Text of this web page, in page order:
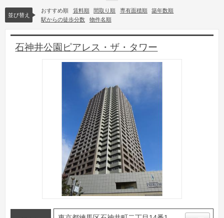
並び替え
おすすめ順 賃料順 間取り順 専有面積順
築年数順
駅からの徒歩分数
物件名順
石神井公園ピアレス・ザ・タワー